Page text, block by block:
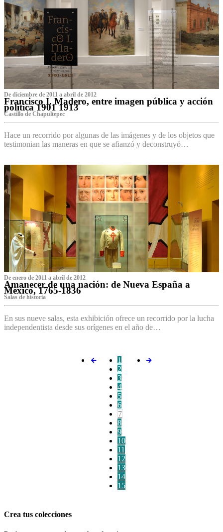
De diciembre de 2011 a abril de 2012
Francisco I. Madero, entre imagen pública y acción
política 1901 1913
Castillo de Chapultepec
Hace un recorrido por algunas de las imágenes y de los objetos que
testimonian las maneras en que se afianzó y deconstruyó…
De enero de 2011 a abril de 2012
Amanecer de una nación: de Nueva España a
México, 1765-1836
Salas de historia
En sus nueve salas, esta exhibición ofrece un recorrido por la lucha
independentista desde sus orígenes en el año de…
1
2
3
4
5
6
7
8
9
10
11
12
13
14
15
Crea tus colecciones